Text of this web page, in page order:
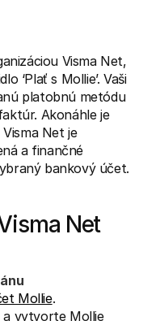
Visma Net,
‘Plať s Mollie’. Vaši
platobnú metódu
Akonáhle je
Net je
a finančné
bankový účet.
Net
Mollie.
a vytvorte Mollie